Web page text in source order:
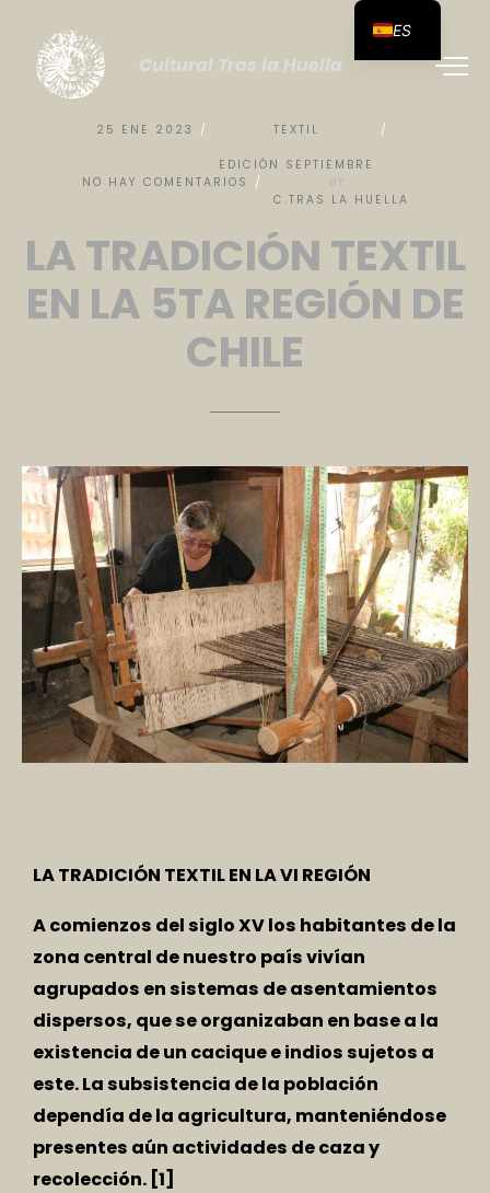
Cultural Tras la Huella
25 ENE 2023
TEXTIL
EDICIÓN SEPTIEMBRE
NO HAY COMENTARIOS
BY
C.TRAS LA HUELLA
LATRADICIÓN TEXTIL
EN LA 5TA REGIÓN DE
CHILE
LA TRADICIÓN TEXTIL EN LA VI REGIÓN
A comienzos del siglo XV los habitantes de la
zona central de nuestro país vivían
agrupados en sistemas de asentamientos
dispersos, que se organizaban en base a la
existencia de un cacique e indios sujetos a
este. La subsistencia de la población
dependía de la agricultura, manteniéndose
presentes aún actividades de caza y
recolección. [1]
ES